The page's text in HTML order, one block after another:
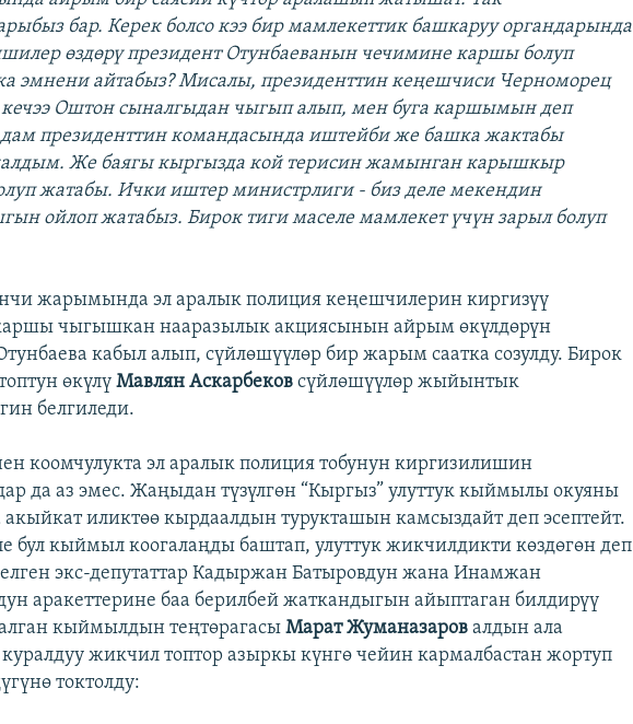
бар. Керек болсо кээ бир мамлекеттик башкаруу органдарында
өздөрү президент Отунбаеванын чечимине каршы болуп
эмнени айтабыз? Мисалы, президенттин кеңешчиси Черноморец
кечээ Оштон сыналгыдан чыгып алып, мен буга каршымын деп
президенттин командасында иштейби же башка жактабы
Же баягы кыргызда кой терисин жамынган карышкыр
жатабы. Ички иштер министрлиги - биз деле мекендин
ойлоп жатабыз. Бирок тиги маселе мамлекет үчүн зарыл болуп
жарымында эл аралык полиция кеңешчилерин киргизүү
чыгышкан нааразылык акциясынын айрым өкүлдөрүн
кабыл алып, сүйлөшүүлөр бир жарым саатка созулду. Бирок
өкүлүМавлян Аскарбековсүйлөшүүлөр жыйынтык
белгиледи.
коомчулукта эл аралык полиция тобунун киргизилишин
да аз эмес. Жаңыдан түзүлгөн “Кыргыз” улуттук кыймылы окуяны
иликтөө кырдаалдын турукташын камсыздайт деп эсептейт.
бул кыймыл коогалаңды баштап, улуттук жикчилдикти көздөгөн деп
экс-депутаттар Кадыржан Батыровдун жана Инамжан
аракеттерине баа берилбей жаткандыгын айыптаган билдирүү
кыймылдын теңтөрагасыМарат Жуманазаровалдын ала
куралдуу жикчил топтор азыркы күнгө чейин кармалбастан жортуп
токтолду: